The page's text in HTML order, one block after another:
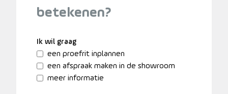
betekenen?
Ik wil graag
een proefrit inplannen
een afspraak maken in de showroom
meer informatie